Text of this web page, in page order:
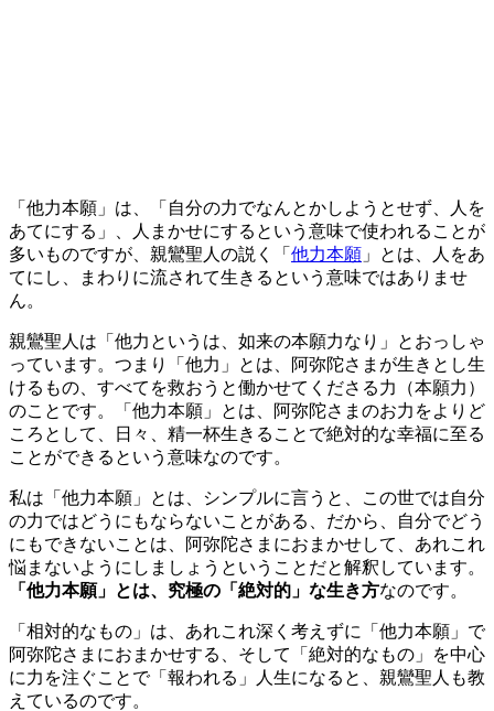
「他力本願」は、「自分の力でなんとかしようとせず、人を
あてにする」、人まかせにするという意味で使われることが
多いものですが、親鸞聖人の説く「 他力本願 」とは、人をあ
てにし、まわりに流されて生きるという意味ではありませ
ん。
親鸞聖人は「他力というは、如来の本願力なり」とおっしゃ
っています。つまり
「他力」とは、阿弥陀さまが生きとし生
けるもの、すべてを救おうと働かせてくださる力（本願力）
のこと です。「他力本願」とは、阿弥陀さまのお力をよりど
ころとして、日々、精一杯生きることで絶対的な幸福に至る
ことができるという意味なのです。
私は「他力本願」とは、シンプルに言うと、この世では自分
の力ではどうにもならないことがある、だから、自分でどう
にもできないことは、阿弥陀さまにおまかせして、あれこれ
悩まないようにしましょうということだと解釈しています。
「他力本願」とは、究極の「絶対的」な生き方なのです。
「相対的なもの」は、あれこれ深く考えずに「他力本願」で
阿弥陀さまにおまかせする、そして「絶対的なもの」を中心
に力を注ぐことで「報われる」人生になると、親鸞聖人も教
えているのです。